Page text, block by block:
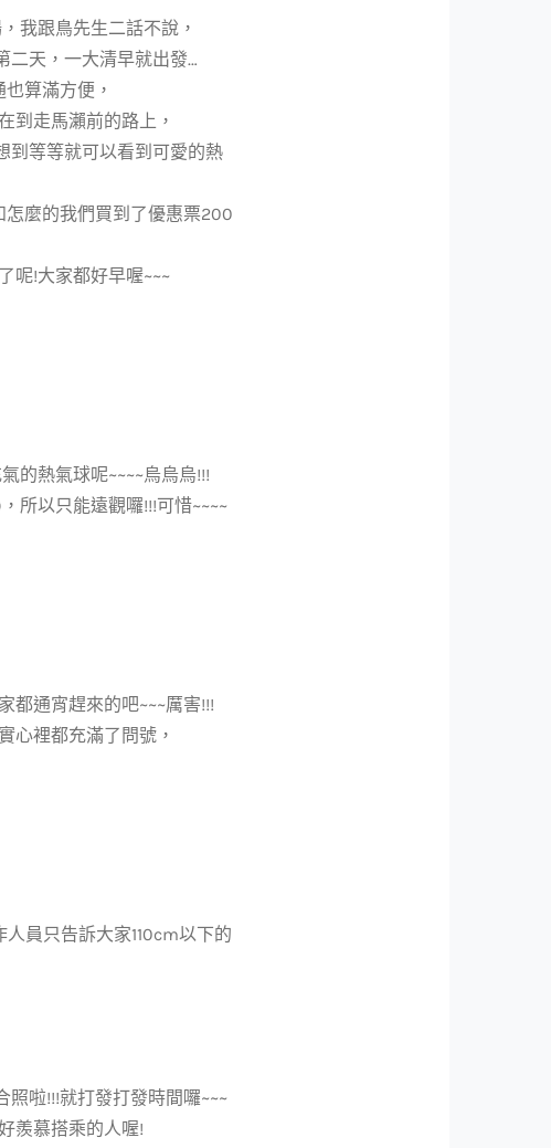
我跟鳥先生二話不說，
二天，一大清早就出發…
算滿方便，
到走馬瀨前的路上，
到等等就可以看到可愛的熱
怎麼的我們買到了優惠票200
呢!大家都好早喔~~~
的熱氣球呢~~~~烏烏烏!!!
所以只能遠觀囉!!!可惜~~~~
都通宵趕來的吧~~~厲害!!!
心裡都充滿了問號，
員只告訴大家110cm以下的
啦!!!就打發打發時間囉~~~
羨慕搭乘的人喔!